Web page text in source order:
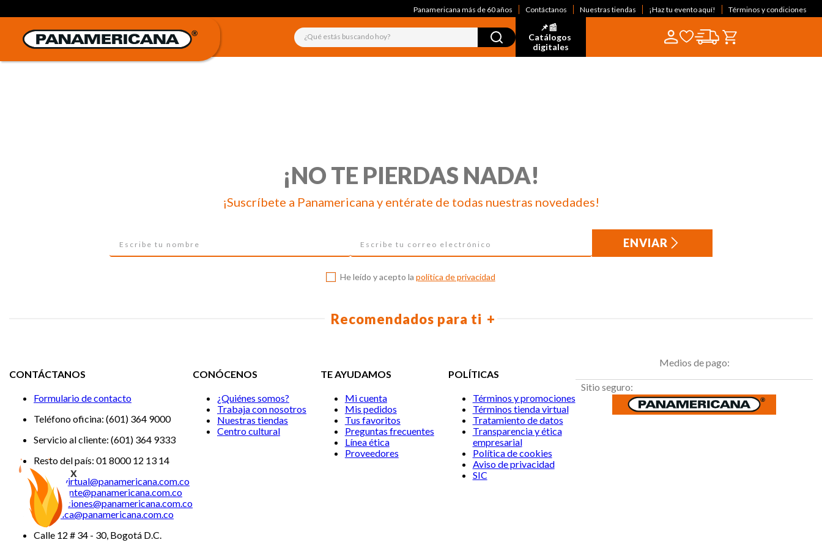
x
Panamericana más de 60 años Contáctanos Nuestras tiendas ¡Haz tu evento aquí! Términos y condiciones
¿Qué estás buscando hoy?
📌📰
Catálogos
digitales
¡NO TE PIERDAS NADA!
¡Suscríbete a Panamericana y entérate de todas nuestras novedades!
ENVIAR
He leído y acepto la política de privacidad
Recomendados para ti
CONTÁCTANOS
Formulario de contacto
Teléfono oficina: (601) 364 9000
Servicio al cliente: (601) 364 9333
Resto del país: 01 8000 12 13 14
Tiendavirtual@panamericana.com.co
Servicliente@panamericana.com.co
notificaciones@panamericana.com.co
lineaetica@panamericana.com.co
Calle 12 # 34 - 30, Bogotá D.C.
CONÓCENOS
¿Quiénes somos?
Trabaja con nosotros
Nuestras tiendas
Centro cultural
TE AYUDAMOS
Mi cuenta
Mis pedidos
Tus favoritos
Preguntas frecuentes
Línea ética
Proveedores
POLÍTICAS
Términos y promociones
Términos tienda virtual
Tratamiento de datos
Transparencia y ética
empresarial
Política de cookies
Aviso de privacidad
SIC
Medios de pago:
Sitio seguro: